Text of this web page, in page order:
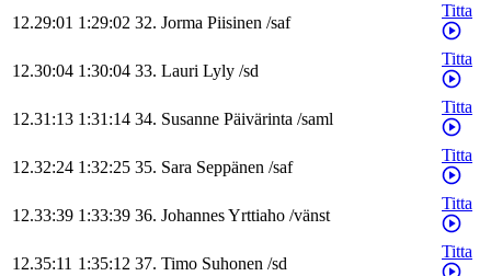
12.29:01 1:29:02 32. Jorma Piisinen /saf
Titta
12.30:04 1:30:04 33. Lauri Lyly /sd
Titta
12.31:13 1:31:14 34. Susanne Päivärinta /saml
Titta
12.32:24 1:32:25 35. Sara Seppänen /saf
Titta
12.33:39 1:33:39 36. JohannesYrttiaho /vänst
Titta
12.35:11 1:35:12 37. Timo Suhonen /sd
Titta